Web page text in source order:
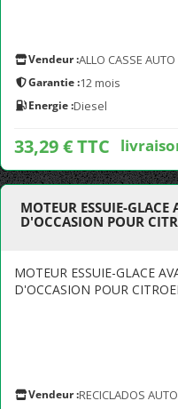
Vendeur :ALLO CASSE AUTO
Garantie :12 mois
Energie :Diesel
33,29 € TTC
MOTEUR ESSUIE-GLACE
D'OCCASION POUR
MOTEUR ESSUIE-GLACE
D'OCCASION POUR
Vendeur :RECICLADOS